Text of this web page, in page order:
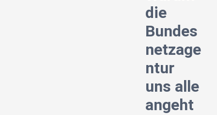
die
Bundes
netzage
ntur
uns alle
angeht